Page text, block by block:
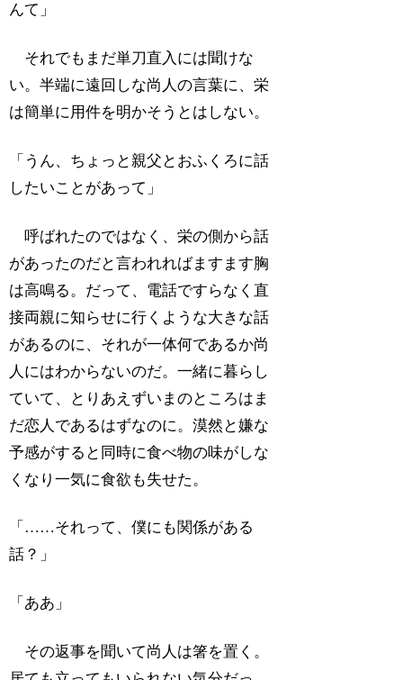
んて」
それでもまだ単刀直入には聞けな
い。半端に遠回しな尚人の言葉に、栄
は簡単に用件を明かそうとはしない。
「うん、ちょっと親父とおふくろに話
したいことがあって」
呼ばれたのではなく、栄の側から話
があったのだと言われればますます胸
は高鳴る。だって、電話ですらなく直
接両親に知らせに行くような大きな話
があるのに、それが一体何であるか尚
人にはわからないのだ。一緒に暮らし
ていて、とりあえずいまのところはま
だ恋人であるはずなのに。漠然と嫌な
予感がすると同時に食べ物の味がしな
くなり一気に食欲も失せた。
「……それって、僕にも関係がある
話？」
「ああ」
その返事を聞いて尚人は箸を置く。